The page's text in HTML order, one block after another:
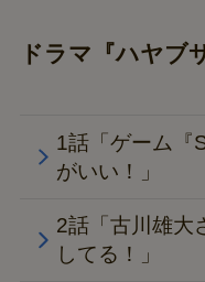
ドラマ『ハヤブ
1話「ゲーム『
がいい！」
2話「古川雄大
してる！」